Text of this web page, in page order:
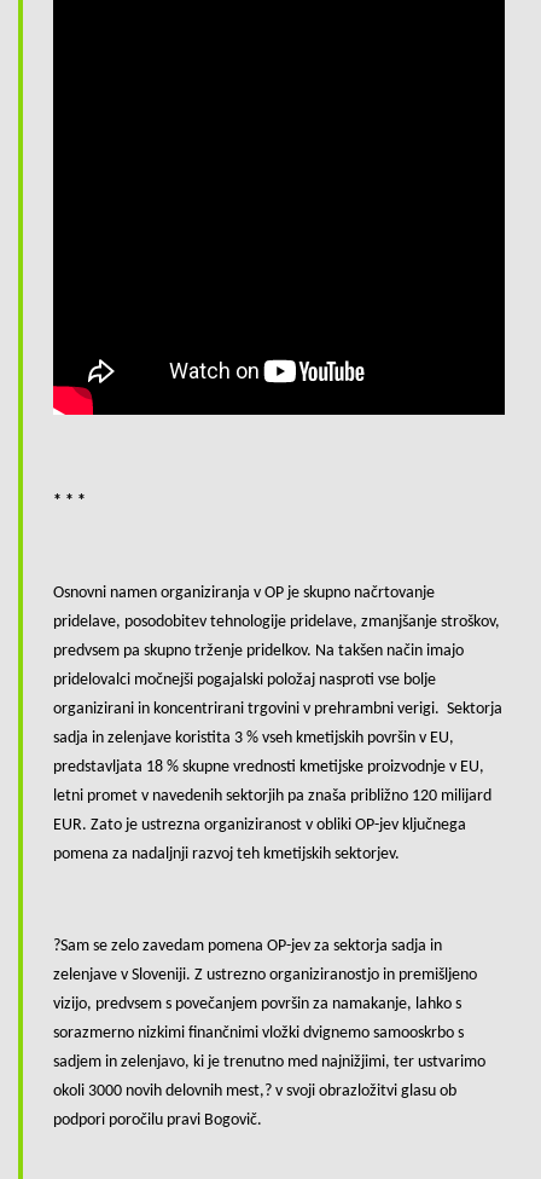
* * *
Osnovni namen organiziranja v OP je skupno načrtovanje
pridelave, posodobitev tehnologije pridelave, zmanjšanje stroškov,
predvsem pa skupno trženje pridelkov. Na takšen način imajo
pridelovalci močnejši pogajalski položaj nasproti vse bolje
organizirani in koncentrirani trgovini v prehrambni verigi. Sektorja
sadja in zelenjave koristita 3 % vseh kmetijskih površin v EU,
predstavljata 18 % skupne vrednosti kmetijske proizvodnje v EU,
letni promet v navedenih sektorjih pa znaša približno 120 milijard
EUR. Zato je ustrezna organiziranost v obliki OP-jev ključnega
pomena za nadaljnji razvoj teh kmetijskih sektorjev.
?Sam se zelo zavedam pomena OP-jev za sektorja sadja in
zelenjave v Sloveniji. Z ustrezno organiziranostjo in premišljeno
vizijo, predvsem s povečanjem površin za namakanje, lahko s
sorazmerno nizkimi finančnimi vložki dvignemo samooskrbo s
sadjem in zelenjavo, ki je trenutno med najnižjimi, ter ustvarimo
okoli 3000 novih delovnih mest,? v svoji obrazložitvi glasu ob
podpori poročilu pravi Bogovič.